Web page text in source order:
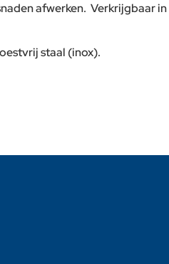
afwerken. Verkrijgbaar
staal (inox).